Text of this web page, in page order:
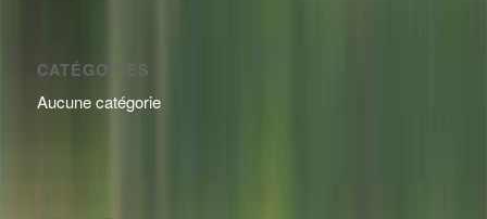
CATÉGORIES
Aucune catégorie